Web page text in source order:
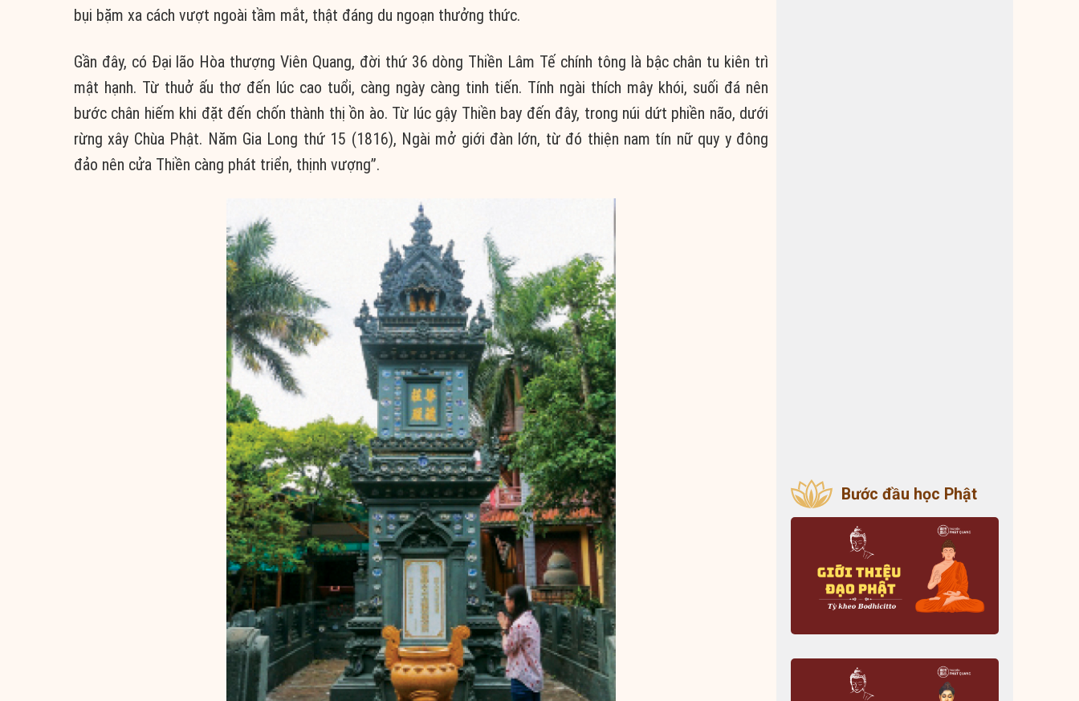
bụi bặm xa cách vượt ngoài tầm mắt, thật đáng du ngoạn thưởng thức.
Gần đây, có Đại lão Hòa thượng Viên Quang, đời thứ 36 dòng Thiền Lâm Tế chính tông là bậc chân tu kiên trì
mật hạnh. Từ thuở ấu thơ đến lúc cao tuổi, càng ngày càng tinh tiến. Tính ngài thích mây khói, suối đá nên
bước chân hiếm khi đặt đến chốn thành thị ồn ào. Từ lúc gậy Thiền bay đến đây, trong núi dứt phiền não, dưới
rừng xây Chùa Phật. Năm Gia Long thứ 15 (1816), Ngài mở giới đàn lớn, từ đó thiện nam tín nữ quy y đông
đảo nên cửa Thiền càng phát triển, thịnh vượng”.
Bước đầu học Phật